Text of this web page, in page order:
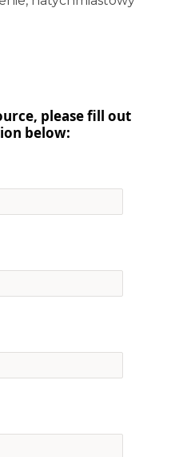
please fill out
below: